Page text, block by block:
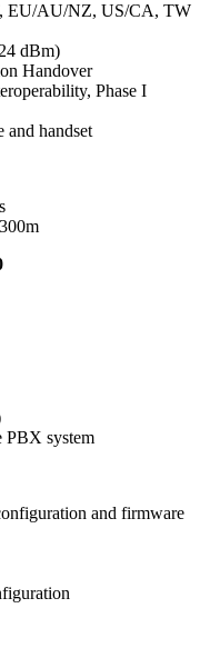
EU/AU/NZ, US/CA, TW
dBm)
Handover
Phase I
and handset
PBX system
and firmware